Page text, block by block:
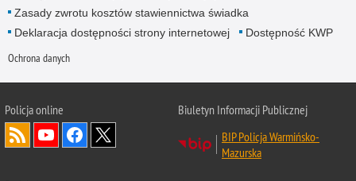
Zasady zwrotu kosztów stawiennictwa świadka
Deklaracja dostępności strony internetowej
Dostępność KWP
Ochrona danych
Policja online
Biuletyn Informacji Publicznej
BIP Policja Warmińsko-
Mazurska